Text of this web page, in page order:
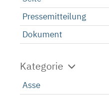
Pressemitteilung
Dokument
Kategorie
Asse